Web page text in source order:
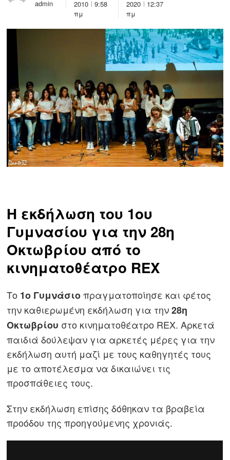
admin
2010
9:58
πμ
2020
12:37
πμ
Η εκδήλωση του 1ου
Γυμνασίου για την 28η
Οκτωβρίου από το
κινηματοθέατρο REX
Το 1ο Γυμνάσιοπραγματοποίησε και φέτος
την καθιερωμένη εκδήλωση για την28η
Οκτωβρίου στο κινηματοθέατρο REX. Αρκετά
παιδιά δούλεψαν για αρκετές μέρες για την
εκδήλωση αυτή μαζί με τους καθηγητές τους
με το αποτέλεσμα να δικαιώνει τις
προσπάθειες τους.
Στην εκδήλωση επίσης δόθηκαν τα βραβεία
προόδου της προηγούμενης χρονιάς.